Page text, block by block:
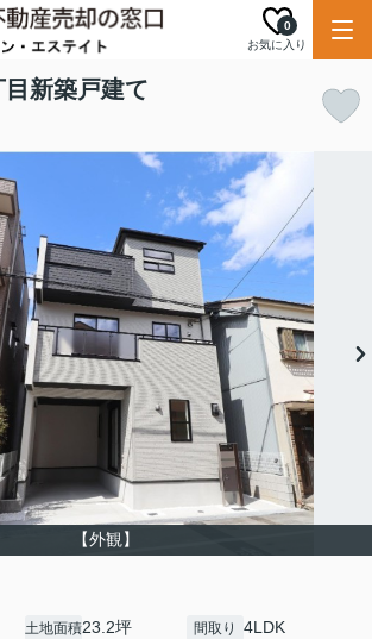
お気に入り
0
新築戸建て
【外観】
土地面積23.2坪
間取り 4LDK